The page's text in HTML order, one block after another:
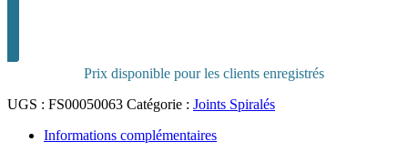
Prix disponible pour les clients enregistrés
UGS : FS00050063 Catégorie : Joints Spiralés
Informations complémentaires